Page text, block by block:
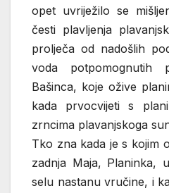
opet uvriježilo se
česti plavljenja
prolječa od nadošlih
voda potpomognutih
Bašinca, koje ožive
kada prvocvijeti s
zrncima plavanjskoga
Tko zna kada je s kojim
zadnja Maja, Planinka,
selu nastanu vručine, i